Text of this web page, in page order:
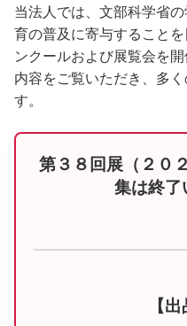
当法人では、文部科学省
育の普及に寄与すること
ンクールおよび展覧会を
内容をご覧いただき、多
す。
第３８回展（２０
集は終
【